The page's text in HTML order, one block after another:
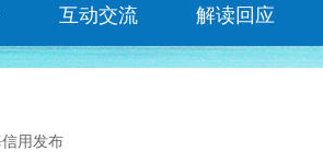
互动交流 解读回应
用发布